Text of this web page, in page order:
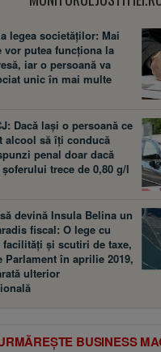
legea societăţilor: Mai
vor putea funcţiona la
iar o persoană va
unic în mai multe
Dacă laşi o persoană ce
alcool să îţi conducă
penal doar dacă
trece de 0,80 g/l
devină Insula Belina un
fiscal: O lege cu
facilităţi şi scutiri de taxe,
Parlament în aprilie 2019,
ulterior
BUSINESS